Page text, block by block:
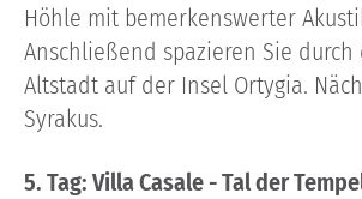
Höhle mit bemerkenswerter
Anschließend spazieren Sie
Altstadt auf der Insel Ortygia.
Syrakus.
5. Tag: Villa Casale - Tal der